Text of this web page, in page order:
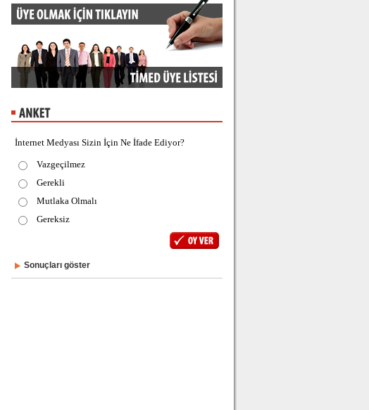
İnternet Medyası Sizin İçin Ne İfade Ediyor?
Vazgeçilmez
Gerekli
Mutlaka Olmalı
Gereksiz
Sonuçları göster